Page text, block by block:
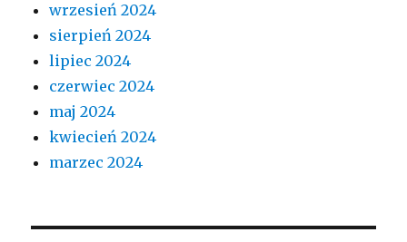
wrzesień 2024
sierpień 2024
lipiec 2024
czerwiec 2024
maj 2024
kwiecień 2024
marzec 2024